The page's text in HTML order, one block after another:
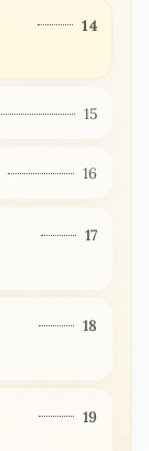
14
15
16
17
18
19